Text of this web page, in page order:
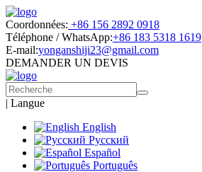
Coordonnées: +86 156 2892 0918
Téléphone / WhatsApp:+86 183 5318 1619
E-mail:yonganshiji23@gmail.com
DEMANDER UN DEVIS
| Langue
English
Русский
Español
Português